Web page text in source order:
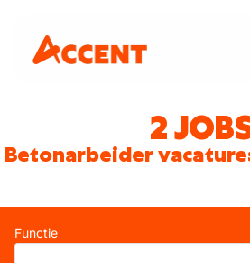
2
Betonarbeider
Functie